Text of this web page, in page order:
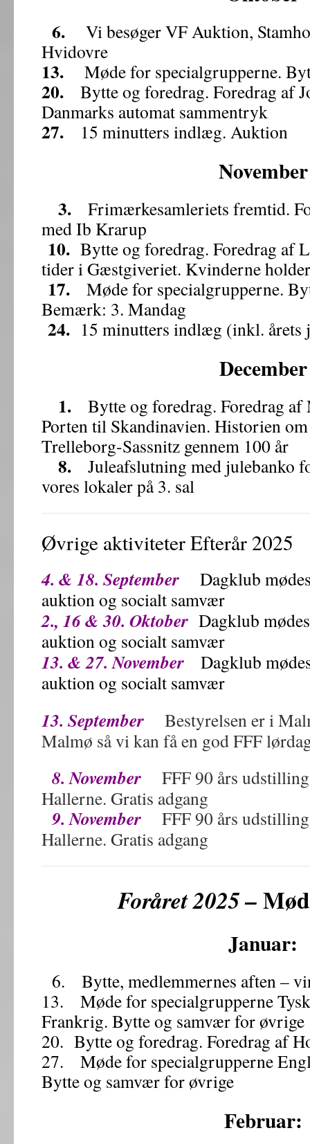
6. Vi besøger VF Auktion,
Hvidovre
13. Møde for specialgrupperne.
20. Bytte og foredrag. Foredrag af
Danmarks automat sammentryk
27. 15 minutters indlæg. Auktion
November
3. Frimærkesamleriets fremtid.
med Ib Krarup
10. Bytte og foredrag. Foredrag af
tider i Gæstgiveriet. Kvinderne
17. Møde for specialgrupperne.
Bemærk: 3. Mandag
24. 15 minutters indlæg (inkl.
December
1. Bytte og foredrag. Foredrag
Porten til Skandinavien. Historien
Trelleborg-Sassnitz gennem 100 år
8. Juleafslutning med julebanko
vores lokaler på 3. sal
Øvrige aktiviteter Efterår 2025
4. & 18. September Dagklub
auktion og socialt samvær
2., 16 & 30. Oktober Dagklub
auktion og socialt samvær
13. & 27. November Dagklub
auktion og socialt samvær
13. September Bestyrelsen er i
Malmø så vi kan få en god FFF
8. November FFF 90 års
Hallerne. Gratis adgang
9. November FFF 90 års
Hallerne. Gratis adgang
Foråret 2025 –
Januar:
6. Bytte, medlemmernes aften –
13. Møde for specialgrupperne
Frankrig. Bytte og samvær for øvrige
20. Bytte og foredrag. Foredrag af
27. Møde for specialgrupperne
Bytte og samvær for øvrige
Februar: